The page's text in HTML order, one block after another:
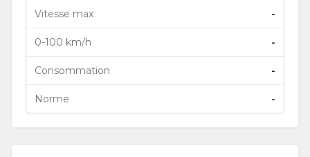
Vitesse max -
0-100 km/h -
Consommation -
Norme -